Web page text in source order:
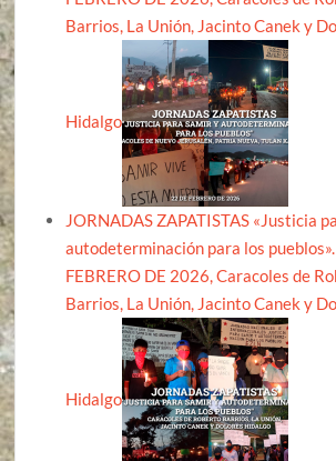
Barrios, La Unión, Jacinto Canek y
Hidalgo
JORNADAS ZAPATISTAS «Justicia
autodeterminación para los
FEBRERO DE 2026, Caracoles de
Barrios, La Unión, Jacinto Canek y
Hidalgo